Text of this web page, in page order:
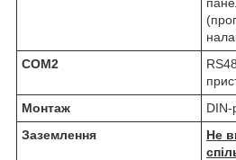
COM2
Монтаж
DIN-
Заземлення
Не